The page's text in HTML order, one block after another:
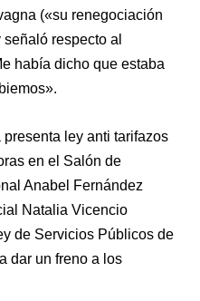
(«su renegociación
respecto al
había dicho que estaba
ley anti tarifazos
en el Salón de
Anabel Fernández
Natalia Vicencio
de Servicios Públicos de
dar un freno a los